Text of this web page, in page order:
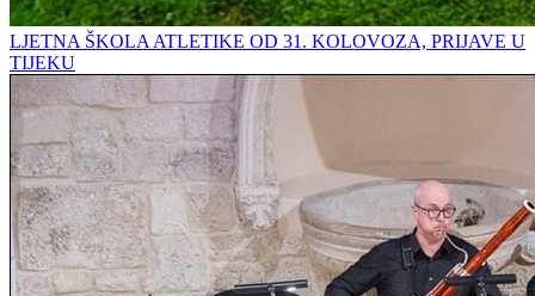
LJETNA ŠKOLA ATLETIKE OD 31. KOLOVOZA, PRIJAVE U
TIJEKU